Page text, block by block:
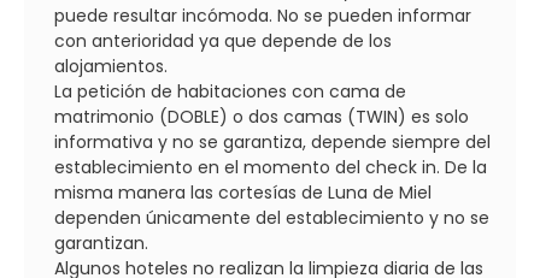
puede resultar incómoda. No se pueden informar
con anterioridad ya que depende de los
alojamientos.
La petición de habitaciones con cama de
matrimonio (DOBLE) o dos camas (TWIN) es solo
informativa y no se garantiza, depende siempre del
establecimiento en el momento del check in. De la
misma manera las cortesías de Luna de Miel
dependen únicamente del establecimiento y no se
garantizan.
Algunos hoteles no realizan la limpieza diaria de las